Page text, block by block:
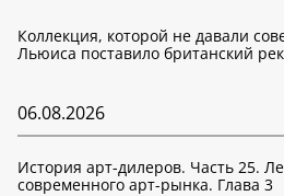
Коллекция, которой не давали
Льюиса поставило британский
06.08.2026
История арт-дилеров. Часть 25.
современного арт-рынка. Глава 3